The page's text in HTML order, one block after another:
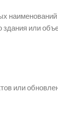
здания или
или